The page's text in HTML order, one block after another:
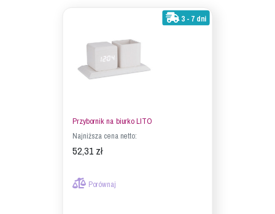
3 - 7 dni
Przybornik na biurko LITO
Najniższa cena netto:
52,31 zł
Porównaj